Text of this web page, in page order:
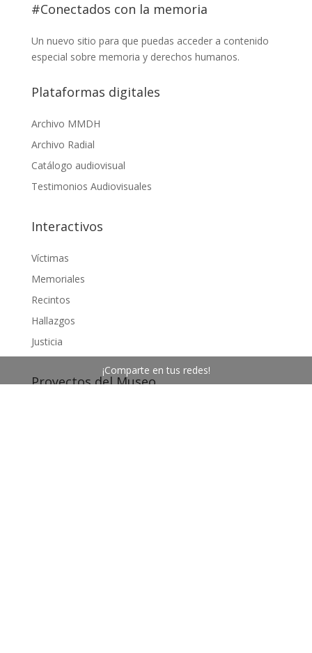
#Conectados con la memoria
Un nuevo sitio para que puedas acceder a contenido
especial sobre memoria y derechos humanos.
Plataformas digitales
Archivo MMDH
Archivo Radial
Catálogo audiovisual
Testimonios Audiovisuales
Interactivos
Víctimas
Memoriales
Recintos
Hallazgos
Justicia
Proyectos del Museo
¡Comparte en tus redes!